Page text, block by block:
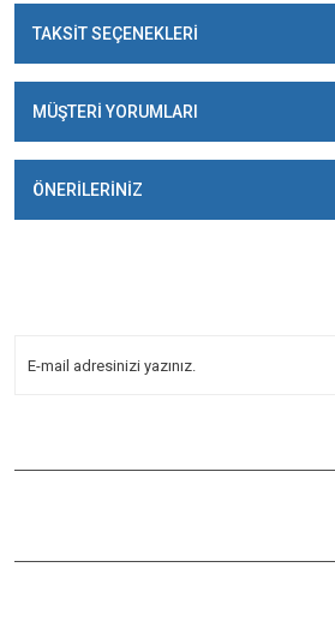
TAKSİT SEÇENEKLERİ
MÜŞTERİ YORUMLARI
ÖNERİLERİNİZ